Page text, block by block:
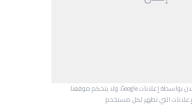
يتم عرض هذا الإعلان بواسطة إعلانات Google، ولا يتحكم موقعنا
التي تظهر لكل مستخدم.